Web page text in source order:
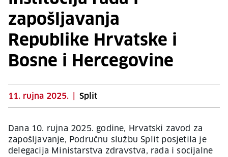
zapošljavanja
Republike Hrvatske i
Bosne i Hercegovine
11. rujna 2025. Split
Dana 10. rujna 2025. godine, Hrvatski zavod za
zapošljavanje, Područnu službu Split posjetila je
delegacija Ministarstva zdravstva, rada i socijalne